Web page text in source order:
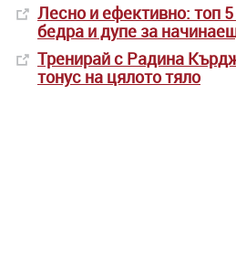
Лесно и ефективно: топ
бедра и дупе за
Тренирай с Радина
тонус на цялото тяло